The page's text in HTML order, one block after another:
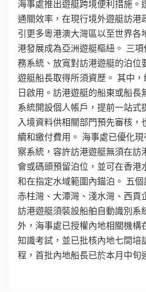
海事處推出遊艇跨境便利措施。
通關效率，在現行境外遊艇訪港
引更多粵港澳大灣區以至世界各
港發展成為亞洲遊艇樞紐。 三
務系統、放寬對訪港遊艇的泊位
遊艇船長取得所須資歷。 其中
日啟用。訪港遊艇的船東或船
系統開設個人帳戶，提前一站式
入境資料供相關部門預先審核
續和繳付費用。 海事處已優化
察系統，容許訪港遊艇無須在訪
會或碼頭預留泊位，並可在香港
和在指定水域範圍內錨泊。 五
赤柱灣、大潭灣、淺水灣、西貢
訪港遊艇須裝設船舶自動識別系
外，海事處已授權內地相關機構
知識考試，並已批核內地七間培
程，首批內地船長已於本月中旬